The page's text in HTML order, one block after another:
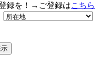
録を！→ご登録はこちら